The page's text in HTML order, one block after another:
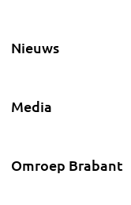
Nieuws
Media
Omroep Brabant